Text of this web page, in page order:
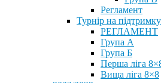
Регламент
Турнір на
РЕГЛАМЕНТ
Група А
Група Б
Перша ліга
Вища ліга 8×8